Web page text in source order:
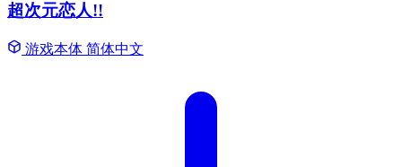
超次元恋人!!
游戏本体 简体中文